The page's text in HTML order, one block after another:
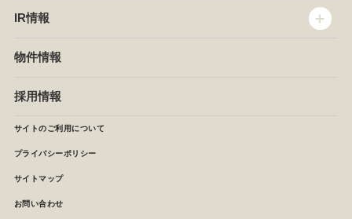
セントラルキッチン
NEWS
椿屋珈琲
イタリアンダイニングDONA
店舗検索
IR情報
IRニュース
月次報告
決算短信
株主の皆様へ
よくあるご質問 (株主優待制度)
物件情報
採用情報
サイトのご利用について
プライバシーポリシー
サイトマップ
お問い合わせ